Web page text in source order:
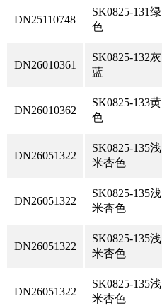
DN25110748
SK0825-131绿
色
DN26010361
SK0825-132灰
蓝
DN26010362
SK0825-133黄
色
DN26051322
SK0825-135浅
米杏色
DN26051322
SK0825-135浅
米杏色
DN26051322
SK0825-135浅
米杏色
DN26051322
SK0825-135浅
米杏色